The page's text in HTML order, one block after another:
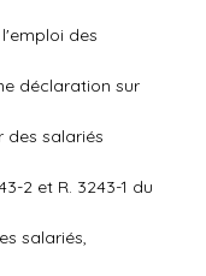
des
déclaration sur
des salariés
2 et R. 3243-1 du
salariés,